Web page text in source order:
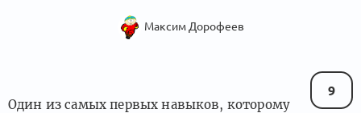
Максим Дорофеев
9
Один из самых первых навыков, которому